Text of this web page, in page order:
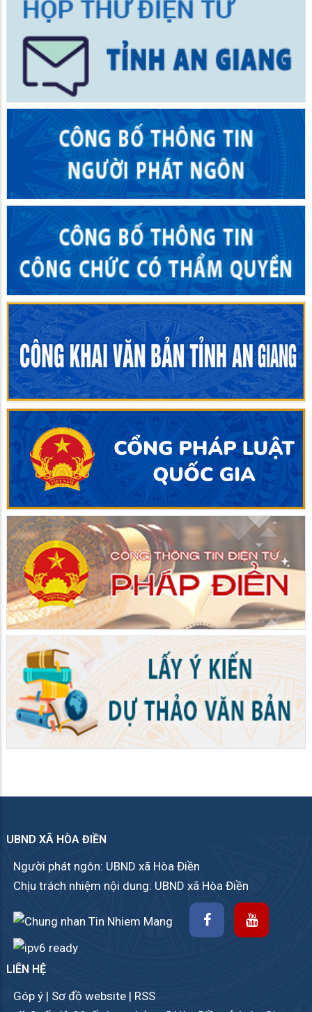
UBND XÃ HÒA ĐIỀN
Người phát ngôn: UBND xã Hòa Điền
Chịu trách nhiệm nội dung: UBND xã Hòa Điền
LIÊN HỆ
Góp ý | Sơ đồ website | RSS